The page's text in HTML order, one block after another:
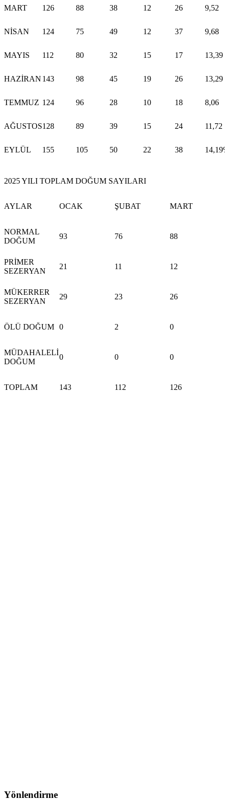
MART 126 88 38 12 26 9,52
NİSAN 124 75 49 12 37 9,68
MAYIS 112 80 32 15 17 13,39
HAZİRAN 143 98 45 19 26 13,29
TEMMUZ 124 96 28 10 18 8,06
AĞUSTOS128 89 39 15 24 11,72
EYLÜL 155 105 50 22 38
2025 YILI TOPLAM DOĞUM SAYILARI
AYLAR OCAK ŞUBAT MART
NORMAL
DOĞUM
93 76 88
PRİMER
SEZERYAN
21 11 12
MÜKERRER
SEZERYAN
29 23 26
ÖLÜ DOĞUM 0 2 0
MÜDAHALELİ
DOĞUM
0 0 0
TOPLAM 143 112 126
Yönlendirme